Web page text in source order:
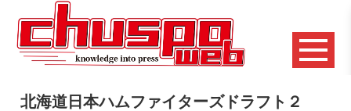
北海道日本ハムファイターズドラフト２